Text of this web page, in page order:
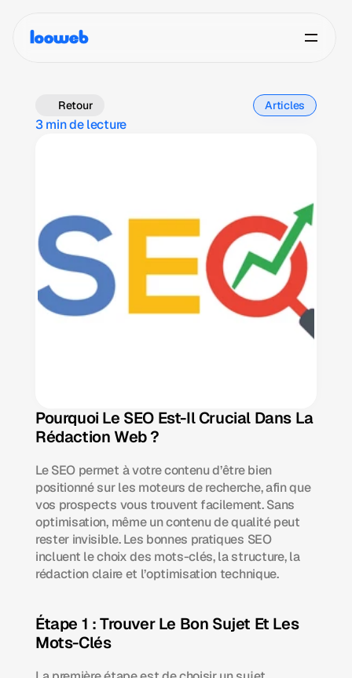
Retour Articles
3 min de lecture
Pourquoi Le SEO Est-Il Crucial Dans La
Rédaction Web ?
Le SEO permet à votre contenu d’être bien
positionné sur les moteurs de recherche, afin que
vos prospects vous trouvent facilement. Sans
optimisation, même un contenu de qualité peut
rester invisible. Les bonnes pratiques SEO
incluent le choix des mots-clés, la structure, la
rédaction claire et l’optimisation technique.
Étape 1 : Trouver Le Bon Sujet Et Les
Mots-Clés